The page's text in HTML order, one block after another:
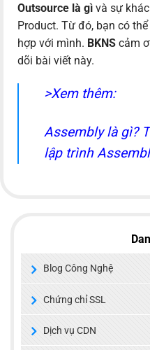
Outsource là gì và sự
Product. Từ đó, bạn có
hợp với mình. BKNS cảm
dõi bài viết này.
>Xem thêm:
Assembly là gì?
lập trình
Blog Công Nghệ
Chứng chỉ SSL
Dịch vụ CDN